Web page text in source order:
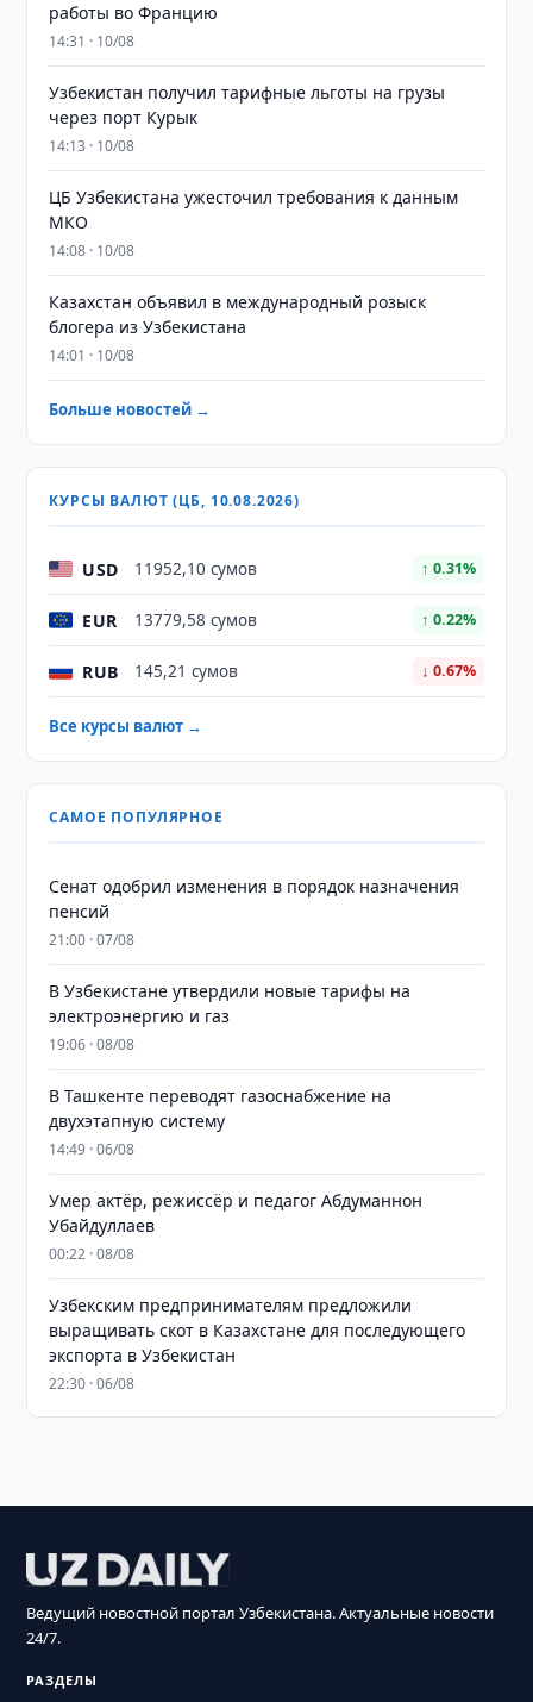
работы во Францию
14:31 · 10/08
Узбекистан получил тарифные льготы на грузы
через порт Курык
14:13 · 10/08
ЦБ Узбекистана ужесточил требования к данным
МКО
14:08 · 10/08
Казахстан объявил в международный розыск
блогера из Узбекистана
14:01 · 10/08
Больше новостей →
КУРСЫ ВАЛЮТ (ЦБ, 10.08.2026)
USD 11952,10 сумов ↑ 0.31%
EUR 13779,58 сумов ↑ 0.22%
RUB 145,21 сумов ↓ 0.67%
Все курсы валют →
САМОЕ ПОПУЛЯРНОЕ
Сенат одобрил изменения в порядок назначения
пенсий
21:00 · 07/08
В Узбекистане утвердили новые тарифы на
электроэнергию и газ
19:06 · 08/08
В Ташкенте переводят газоснабжение на
двухэтапную систему
14:49 · 06/08
Умер актёр, режиссёр и педагог Абдуманнон
Убайдуллаев
00:22 · 08/08
Узбекским предпринимателям предложили
выращивать скот в Казахстане для последующего
экспорта в Узбекистан
22:30 · 06/08
Ведущий новостной портал Узбекистана. Актуальные новости
24/7.
РАЗДЕЛЫ